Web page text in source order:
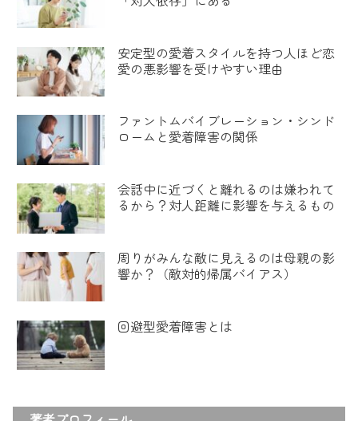
安定型の愛着スタイルを持つ人ほど恋
愛の悪影響を受けやすい理由
ファントムバイブレーション・シンド
ロームと愛着障害の関係
会話中に近づくと離れるのは嫌われて
るから？対人距離に影響を与えるもの
周りがみんな敵に見えるのは母親の影
響か？（敵対的帰属バイアス）
回避型愛着障害とは